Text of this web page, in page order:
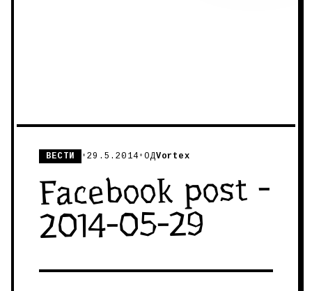
ВЕСТИ •29.5.2014 •ОДVortex
Facebook post -
2014-05-29